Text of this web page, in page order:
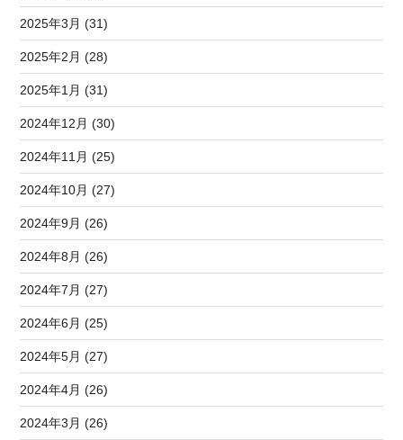
2025年3月 (31)
2025年2月 (28)
2025年1月 (31)
2024年12月 (30)
2024年11月 (25)
2024年10月 (27)
2024年9月 (26)
2024年8月 (26)
2024年7月 (27)
2024年6月 (25)
2024年5月 (27)
2024年4月 (26)
2024年3月 (26)